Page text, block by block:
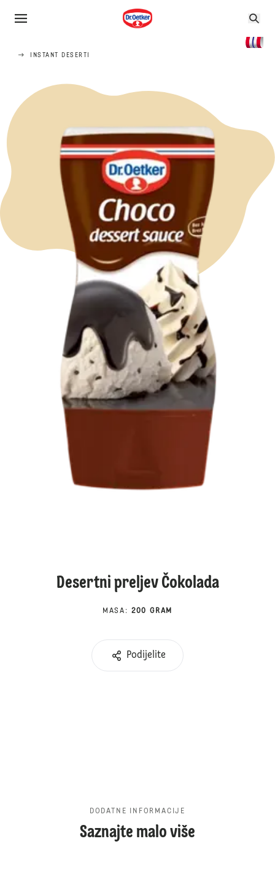
INSTANT DESERTI
Desertni preljev Čokolada
MASA : 200 GRAM
Podijelite
DODATNE INFORMACIJE
Saznajte malo više